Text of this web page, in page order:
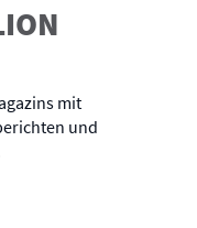
mit
und